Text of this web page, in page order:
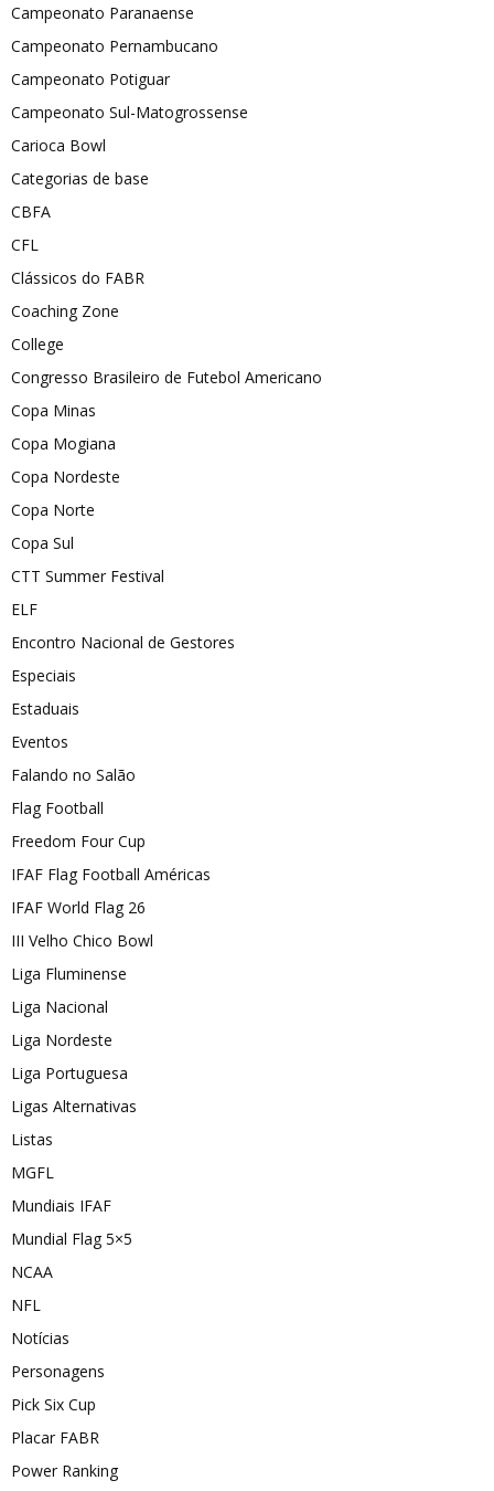
Campeonato Paranaense
Campeonato Pernambucano
Campeonato Potiguar
Campeonato Sul-Matogrossense
Carioca Bowl
Categorias de base
CBFA
CFL
Clássicos do FABR
Coaching Zone
College
Congresso Brasileiro de Futebol Americano
Copa Minas
Copa Mogiana
Copa Nordeste
Copa Norte
Copa Sul
CTT Summer Festival
ELF
Encontro Nacional de Gestores
Especiais
Estaduais
Eventos
Falando no Salão
Flag Football
Freedom Four Cup
IFAF Flag Football Américas
IFAF World Flag 26
III Velho Chico Bowl
Liga Fluminense
Liga Nacional
Liga Nordeste
Liga Portuguesa
Ligas Alternativas
Listas
MGFL
Mundiais IFAF
Mundial Flag 5×5
NCAA
NFL
Notícias
Personagens
Pick Six Cup
Placar FABR
Power Ranking